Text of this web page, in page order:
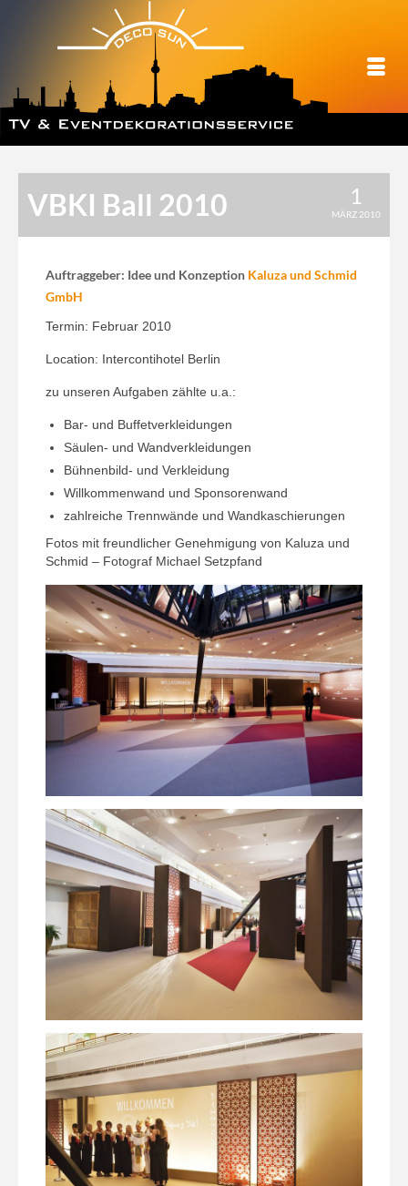
1
MÄRZ 2010
VBKI Ball 2010
Auftraggeber: Idee und Konzeption Kaluza und Schmid
GmbH
Termin: Februar 2010
Location: Intercontihotel Berlin
zu unseren Aufgaben zählte u.a.:
Bar- und Buffetverkleidungen
Säulen- und Wandverkleidungen
Bühnenbild- und Verkleidung
Willkommenwand und Sponsorenwand
zahlreiche Trennwände und Wandkaschierungen
Fotos mit freundlicher Genehmigung von Kaluza und
Schmid – Fotograf Michael Setzpfand